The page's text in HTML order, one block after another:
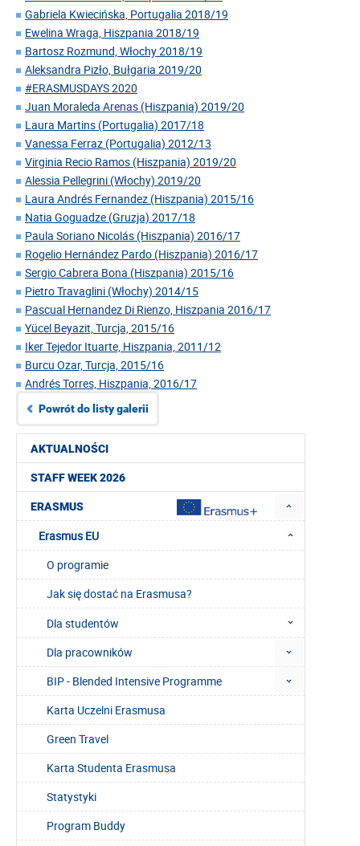
AKTUALNOŚCI
STAFF WEEK 2026
ERASMUS
Erasmus EU
O programie
Jak się dostać na Erasmusa?
Dla studentów
Dla pracowników
BIP - Blended Intensive Programme
Karta Uczelni Erasmusa
Green Travel
Karta Studenta Erasmusa
Statystyki
Program Buddy
Gabriela Kwiecińska, Portugalia 2018/19
Ewelina Wraga, Hiszpania 2018/19
Bartosz Rozmund, Włochy 2018/19
Aleksandra Pizło, Bułgaria 2019/20
#ERASMUSDAYS 2020
Juan Moraleda Arenas (Hiszpania) 2019/20
Laura Martins (Portugalia) 2017/18
Vanessa Ferraz (Portugalia) 2012/13
Virginia Recio Ramos (Hiszpania) 2019/20
Alessia Pellegrini (Włochy) 2019/20
Laura Andrés Fernandez (Hiszpania) 2015/16
Natia Goguadze (Gruzja) 2017/18
Paula Soriano Nicolás (Hiszpania) 2016/17
Rogelio Hernández Pardo (Hiszpania) 2016/17
Sergio Cabrera Bona (Hiszpania) 2015/16
Pietro Travaglini (Włochy) 2014/15
Pascual Hernandez Di Rienzo, Hiszpania 2016/17
Yücel Beyazit, Turcja, 2015/16
Iker Tejedor Ituarte, Hiszpania, 2011/12
Burcu Ozar, Turcja, 2015/16
Andrés Torres, Hiszpania, 2016/17
Powrót do listy galerii